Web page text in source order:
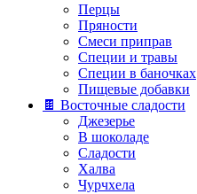
Перцы
Пряности
Смеси приправ
Специи и травы
Специи в баночках
Пищевые добавки
🍫 Восточные сладости
Джезерье
В шоколаде
Сладости
Халва
Чурчхела